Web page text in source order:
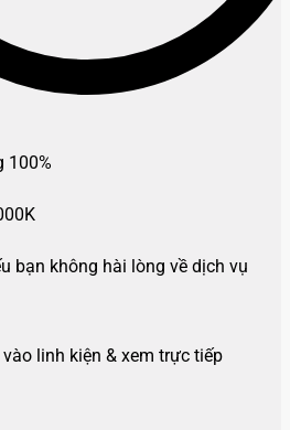
100%
bạn không hài lòng về dịch vụ
linh kiện & xem trực tiếp